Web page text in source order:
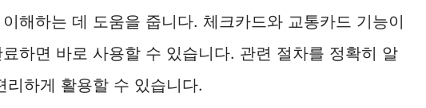
해하는 데 도움을 줍니다. 체크카드와 교통카드 기능이
하면 바로 사용할 수 있습니다. 관련 절차를 정확히 알
리하게 활용할 수 있습니다.